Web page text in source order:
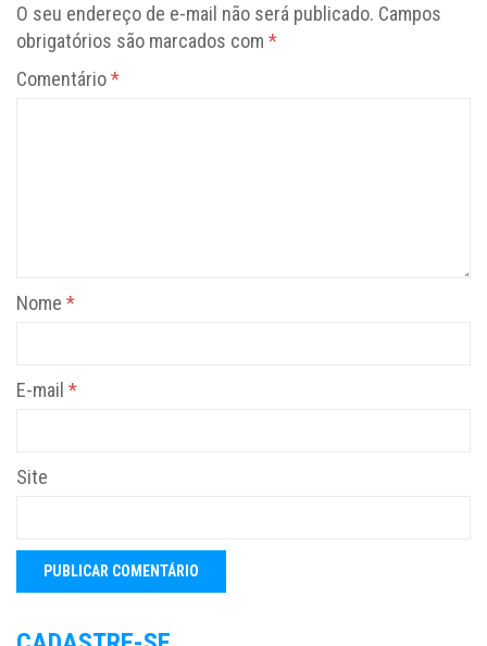
O seu endereço de e-mail não será publicado. Campos
obrigatórios são marcados com *
Comentário*
Nome *
E-mail *
Site